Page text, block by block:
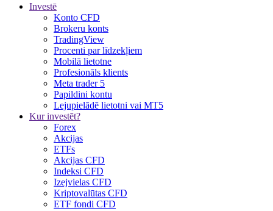
Investē
Konto CFD
Brokeru konts
TradingView
Procenti par līdzekļiem
Mobilā lietotne
Profesionāls klients
Meta trader 5
Papildini kontu
Lejupielādē lietotni vai MT5
Kur investēt?
Forex
Akcijas
ETFs
Akcijas CFD
Indeksi CFD
Izejvielas CFD
Kriptovalūtas CFD
ETF fondi CFD